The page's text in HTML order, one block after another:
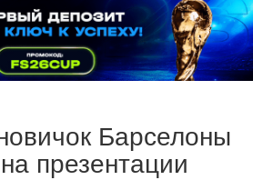
Барселоны
презентации